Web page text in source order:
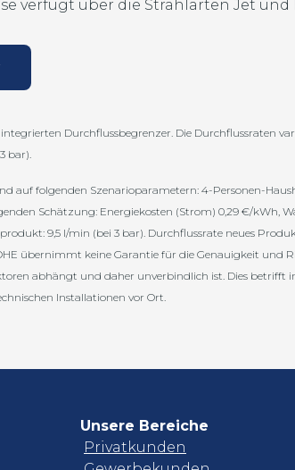
verfügt über die Strahlarten Jet und
Durchflussbegrenzer. Die Durchflussraten
bar).
auf folgenden Szenarioparametern: 4-Personen-
Schätzung: Energiekosten (Strom) 0,29 €/kWh,
9,5 l/min (bei 3 bar). Durchflussrate neues
übernimmt keine Garantie für die Genauigkeit und
abhängt und daher unverbindlich ist. Dies betrifft
Installationen vor Ort.
Unsere Bereiche
Privatkunden